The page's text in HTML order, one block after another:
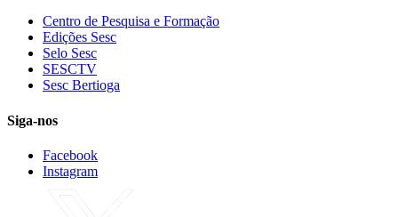
Centro de Pesquisa e Formação
Edições Sesc
Selo Sesc
SESCTV
Sesc Bertioga
Siga-nos
Facebook
Instagram